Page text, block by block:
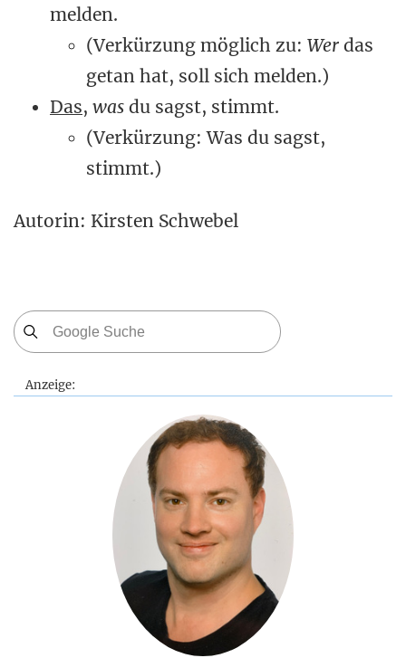
melden.
(Verkürzung möglich zu: Wer das
getan hat, soll sich melden.)
Das, was du sagst, stimmt.
(Verkürzung: Was du sagst,
stimmt.)
Autorin: Kirsten Schwebel
Anzeige: